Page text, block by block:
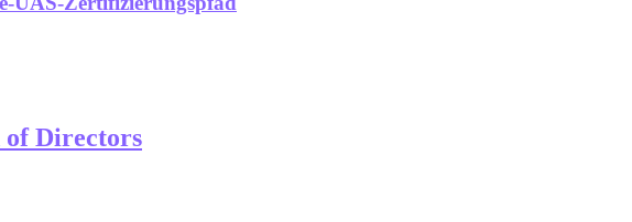
of Directors